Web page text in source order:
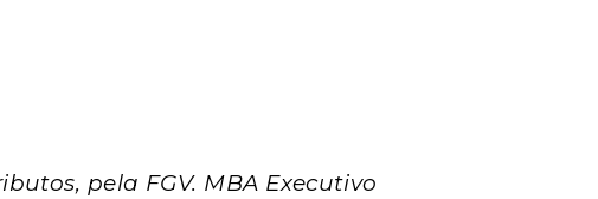
pela FGV. MBA Executivo